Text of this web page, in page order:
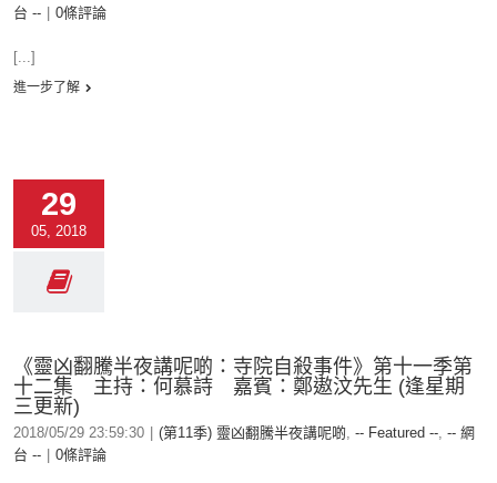
台 --
0條評論
[...]
進一步了解
29
05, 2018
《靈凶翻騰半夜講呢啲：寺院自殺事件》第十一季第
十二集 主持：何慕詩 嘉賓：鄭遨汶先生 (逢星期
三更新)
2018/05/29 23:59:30 (第11季) 靈凶翻騰半夜講呢啲, -- Featured --, -- 網
台 --
0條評論